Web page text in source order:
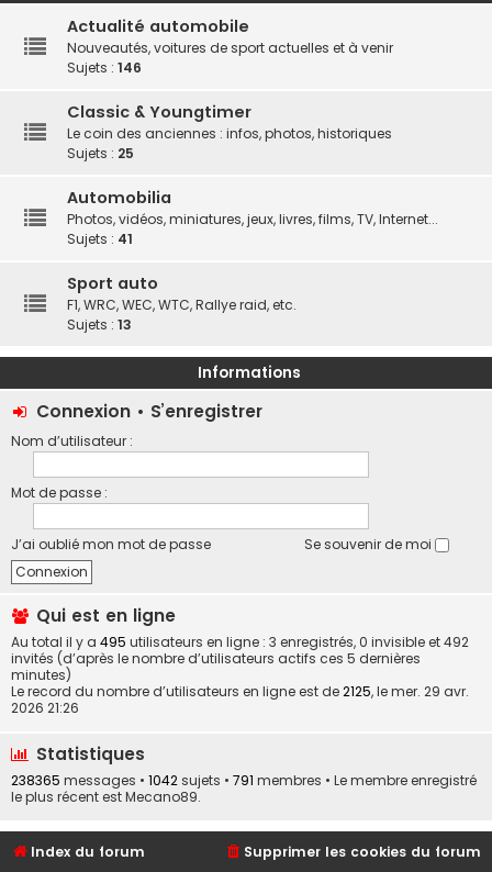
Actualité automobile
Nouveautés, voitures de sport actuelles et à venir
Sujets : 146
Classic & Youngtimer
Le coin des anciennes : infos, photos, historiques
Sujets : 25
Automobilia
Photos, vidéos, miniatures, jeux, livres, films, TV, Internet...
Sujets : 41
Sport auto
F1, WRC, WEC, WTC, Rallye raid, etc.
Sujets : 13
Informations
Connexion • S’enregistrer
Nom d’utilisateur :
Mot de passe :
J’ai oublié mon mot de passe Se souvenir de moi
Qui est en ligne
Au total il y a 495 utilisateurs en ligne : 3 enregistrés, 0 invisible et 492
invités (d’après le nombre d’utilisateurs actifs ces 5 dernières
minutes)
Le record du nombre d’utilisateurs en ligne est de2125, le mer. 29 avr.
2026 21:26
Statistiques
238365 messages • 1042sujets • 791 membres • Le membre enregistré
le plus récent estMecano89.
Index du forum Supprimer les cookies du forum